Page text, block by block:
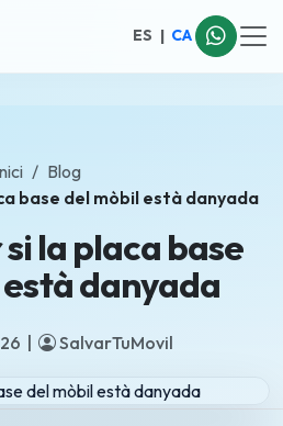
ES | CA
Blog
base del mòbil està danyada
la placa base
danyada
| SalvarTuMovil